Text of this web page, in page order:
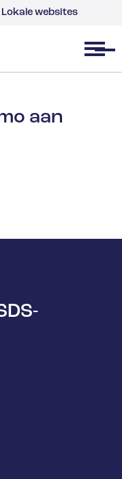
Lokale websites
Open menu
aan